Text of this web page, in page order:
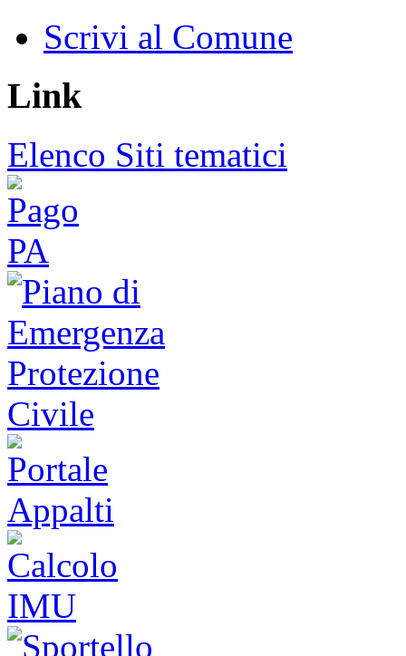
Scrivi al Comune
Link
Elenco Siti tematici